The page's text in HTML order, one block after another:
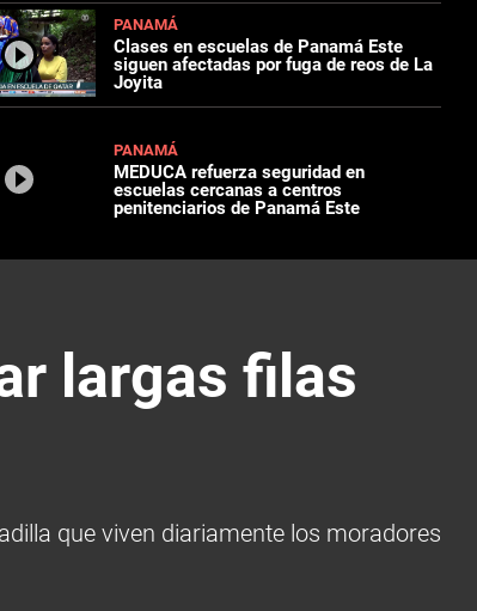
PANAMÁ
Clases en escuelas de Panamá Este
siguen afectadas por fuga de reos de La
Joyita
PANAMÁ
MEDUCA refuerza seguridad en
escuelas cercanas a centros
penitenciarios de Panamá Este
largas filas
que viven diariamente los moradores